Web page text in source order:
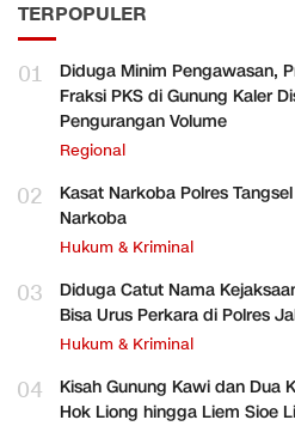
TERPOPULER
01
Diduga Minim Pengawasan,
Fraksi PKS di Gunung Kaler
Pengurangan Volume
Regional
02
Kasat Narkoba Polres
Narkoba
Hukum & Kriminal
03
Diduga Catut Nama
Bisa Urus Perkara di Polres
Hukum & Kriminal
04
Kisah Gunung Kawi dan Dua
Hok Liong hingga Liem Sioe